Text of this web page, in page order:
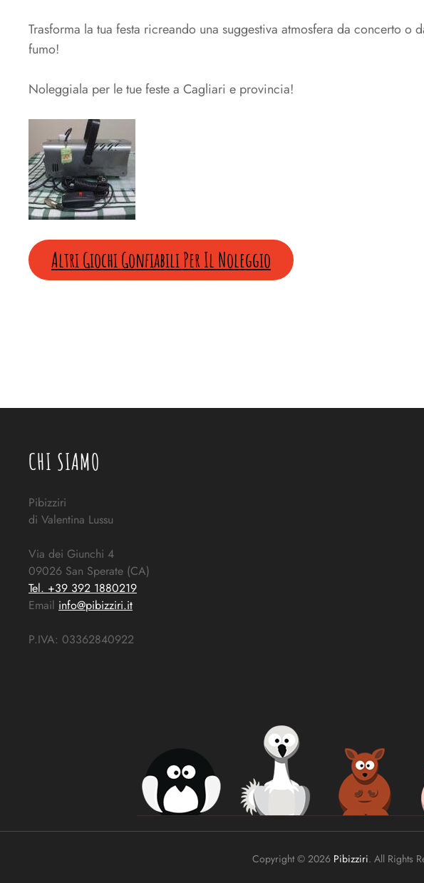
Trasforma la tua festa ricreando una suggestiva atmosfera da concerto o
fumo!
Noleggiala per le tue feste a Cagliari e provincia!
Altri Giochi Gonfiabili Per Il Noleggio
CHI SIAMO
Pibizziri
di Valentina Lussu
Via dei Giunchi 4
09026 San Sperate (CA)
Tel. +39 392 1880219
Email info@pibizziri.it
P.IVA: 03362840922
Copyright © 2026 Pibizziri. All Rights